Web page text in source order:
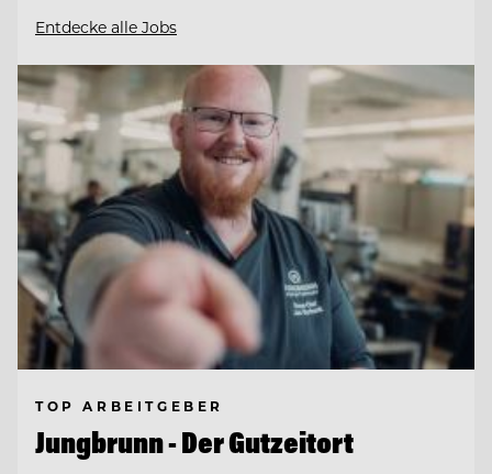
Entdecke alle Jobs
TOP ARBEITGEBER
Jungbrunn - Der Gutzeitort